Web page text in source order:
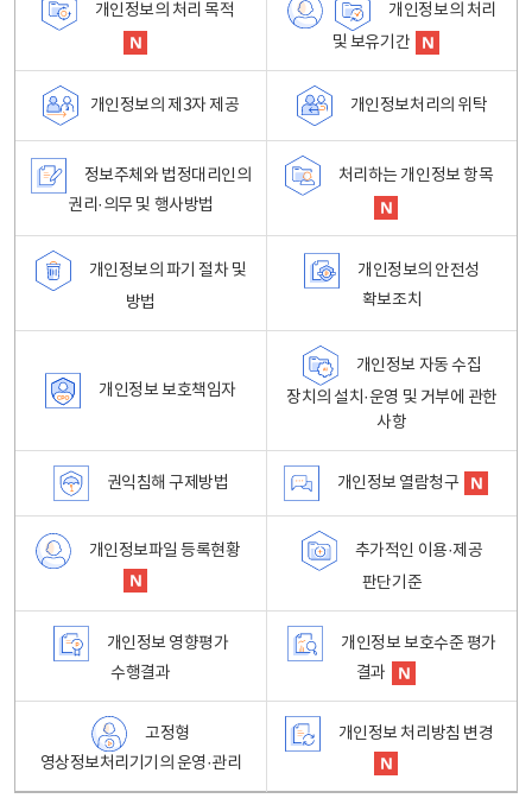
개인정보의 처리 목적
개인정보의 처리
및 보유기간
개인정보의 제3자 제공 개인정보처리의 위탁
정보주체와 법정대리인의
권리·의무 및 행사방법
처리하는 개인정보 항목
개인정보의 파기 절차 및
방법
개인정보의 안전성
확보조치
개인정보 보호책임자
개인정보 자동 수집
장치의 설치·운영 및 거부에 관한
사항
권익침해 구제방법 개인정보 열람청구
개인정보파일 등록현황
추가적인 이용·제공
판단기준
개인정보 영향평가
수행결과
개인정보 보호수준 평가
결과
고정형
영상정보처리기기의 운영·관리
개인정보 처리방침 변경